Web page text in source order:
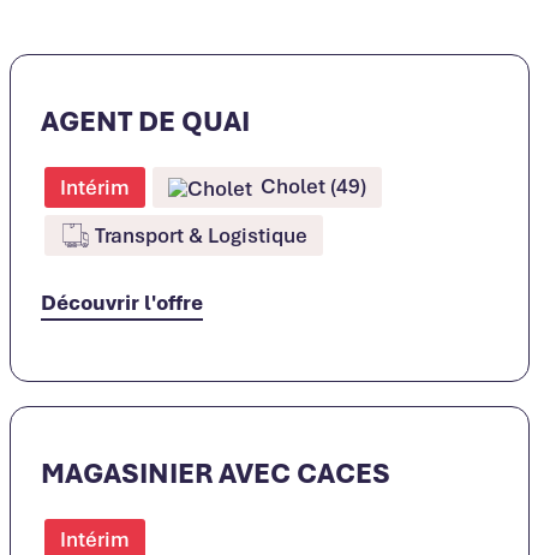
AGENT DE QUAI
Intérim
Cholet (49)
Transport & Logistique
Découvrir l'offre
MAGASINIER AVEC CACES
Intérim